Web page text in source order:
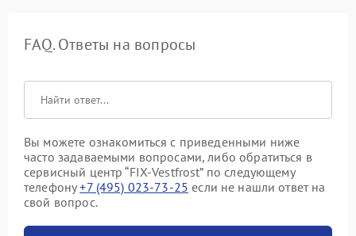
FAQ. Ответы на вопросы
Вы можете ознакомиться с приведенными ниже
часто задаваемыми вопросами, либо обратиться в
сервисный центр “FIX-Vestfrost” по следующему
телефону+7 (495) 023-73-25 если не нашли ответ на
свой вопрос.